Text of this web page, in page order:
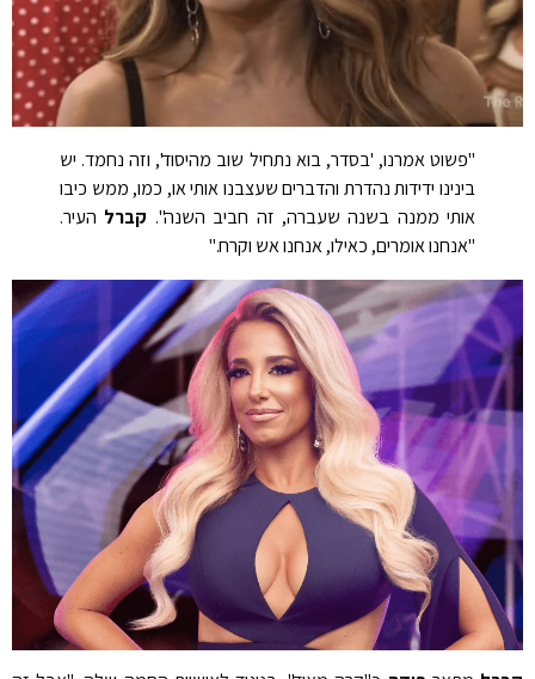
"פשוט אמרנו, 'בסדר, בוא נתחיל שוב מהיסוד', וזה נחמד. יש
בינינו ידידות נהדרת והדברים שעצבנו אותי או, כמו, ממש כיבו
אותי ממנה בשנה שעברה, זה חביב השנה". קברל העיר.
"אנחנו אומרים, כאילו, אנחנו אש וקרח."